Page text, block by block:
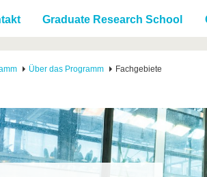
dem Studium
Mit der BTU ins Ausland
Für internationale
Studierende
Kontakt
Graduate Research School
Über das Programm Fachgebiete